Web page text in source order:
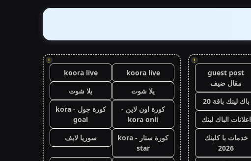
!
guest post
مقال ضيف
باك لينك باقة 20
اعلانات الباك لينك
خدمات با كلينك
2026
!
koora live
koora live
يلا شوت
يلا شوت
كورة اون لاين -
kora onli
كورة جول - kora
goal
كورة ستار - kora
star
سوريا لايف